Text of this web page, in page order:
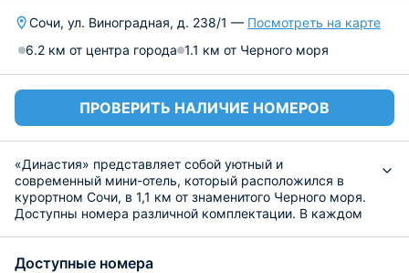
Сочи, ул. Виноградная, д. 238/1 — Посмотреть на карте
6.2 км от центра города 1.1 км от Черного моря
ПРОВЕРИТЬ НАЛИЧИЕ НОМЕРОВ
«Династия» представляет собой уютный и
современный мини-отель, который расположился в
курортном Сочи, в 1,1 км от знаменитого Черного моря.
Доступны номера различной комплектации. В каждом
светильники, ЖК-телевизор, а также индивидуальный
Доступные номера